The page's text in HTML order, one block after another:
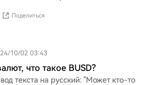
Поделиться
10/02 03:43
что такое BUSD?
текста на русский: "Может кто-то